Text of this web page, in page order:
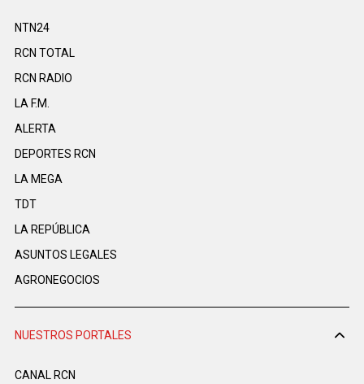
NTN24
RCN TOTAL
RCN RADIO
LA F.M.
ALERTA
DEPORTES RCN
LA MEGA
TDT
LA REPÚBLICA
ASUNTOS LEGALES
AGRONEGOCIOS
NUESTROS PORTALES
CANAL RCN